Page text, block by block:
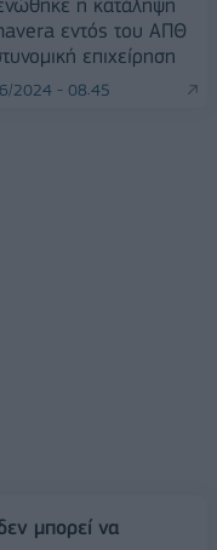
εντός του ΑΠΘ
επιχείρηση
2024 - 08:45
μπορεί να